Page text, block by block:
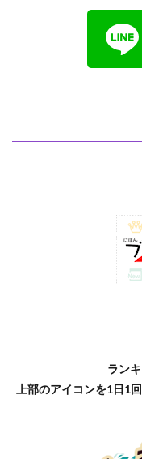
ラン
上部のアイコンを1日1